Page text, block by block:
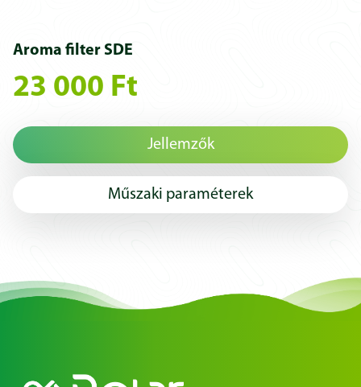
Aroma filter SDE
23 000 Ft
Jellemzők
Műszaki paraméterek